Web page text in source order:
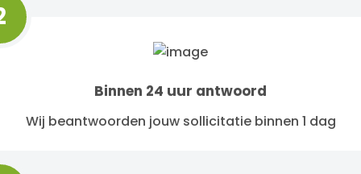
Binnen 24 uur antwoord
Wij beantwoorden jouw sollicitatie binnen 1 dag